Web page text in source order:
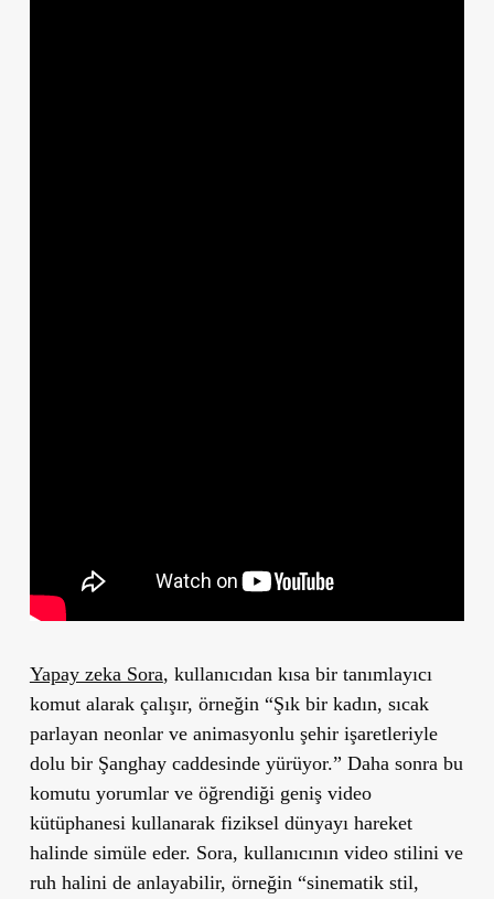
Yapay zeka Sora, kullanıcıdan kısa bir tanımlayıcı
komut alarak çalışır, örneğin “Şık bir kadın, sıcak
parlayan neonlar ve animasyonlu şehir işaretleriyle
dolu bir Şanghay caddesinde yürüyor.” Daha sonra bu
komutu yorumlar ve öğrendiği geniş video
kütüphanesi kullanarak fiziksel dünyayı hareket
halinde simüle eder. Sora, kullanıcının video stilini ve
ruh halini de anlayabilir, örneğin “sinematik stil,